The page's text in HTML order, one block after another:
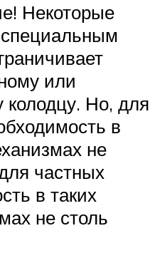
Некоторые
или
колодцу. Но, для
в
не
частных
в таких
не столь